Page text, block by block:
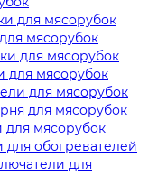
для мясорубок
мясорубок
для мясорубок
для мясорубок
для мясорубок
для мясорубок
мясорубок
для обогревателей
для